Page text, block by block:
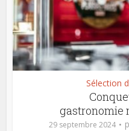
Sélection
gastronomie
29 septembre 2024